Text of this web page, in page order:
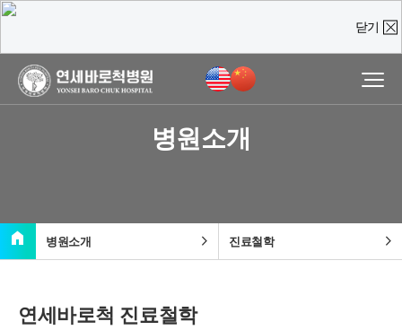
닫기
병원소개
home 병원소개 chevron_right 진료철학 chevron_right
연세바로척 진료철학
진료예약 및
실시간상담문의
질문을 남겨주시면,